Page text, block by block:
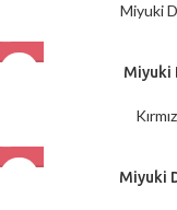
Miyuki
Miyuki
Miyuki